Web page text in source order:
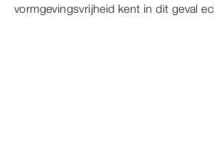
vormgevingsvrijheid kent in dit geval